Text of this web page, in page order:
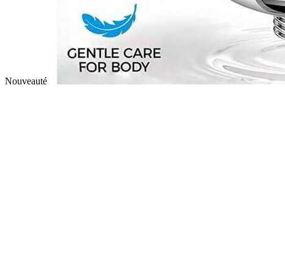
Nouveauté